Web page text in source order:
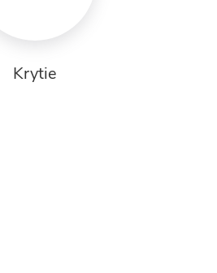
Krytie